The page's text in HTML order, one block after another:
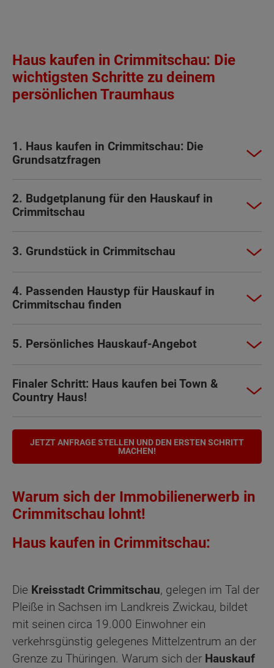
Haus kaufen in Crimmitschau: Die
wichtigsten Schritte zu deinem
persönlichen Traumhaus
1. Haus kaufen in Crimmitschau: Die
Grundsatzfragen
2. Budgetplanung für den Hauskauf in
Crimmitschau
3. Grundstück in Crimmitschau
4. Passenden Haustyp für Hauskauf in
Crimmitschau finden
5. Persönliches Hauskauf-Angebot
Finaler Schritt: Haus kaufen bei Town &
Country Haus!
JETZT ANFRAGE STELLEN UND DEN ERSTEN SCHRITT
MACHEN!
Warum sich der Immobilienerwerb in
Crimmitschau lohnt!
Haus kaufen in Crimmitschau:
Die Kreisstadt Crimmitschau, gelegen im Tal der
Pleiße in Sachsen im Landkreis Zwickau, bildet
mit seinen circa 19.000 Einwohner ein
verkehrsgünstig gelegenes Mittelzentrum an der
Grenze zu Thüringen. Warum sich der Hauskauf